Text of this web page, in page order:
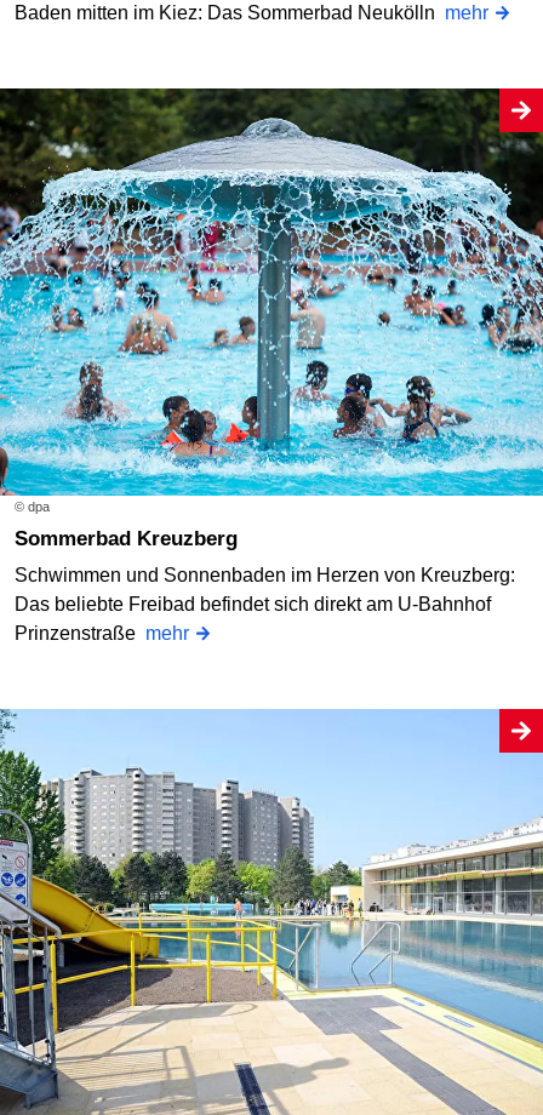
Baden mitten im Kiez: Das Sommerbad Neukölln mehr
© dpa
Sommerbad Kreuzberg
Schwimmen und Sonnenbaden im Herzen von Kreuzberg:
Das beliebte Freibad befindet sich direkt am U-Bahnhof
Prinzenstraße mehr